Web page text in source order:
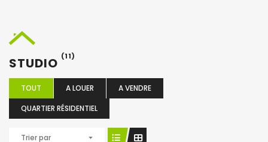
STUDIO (11)
TOUT A LOUER
A VENDRE
QUARTIER RÉSIDENTIEL
Trier par